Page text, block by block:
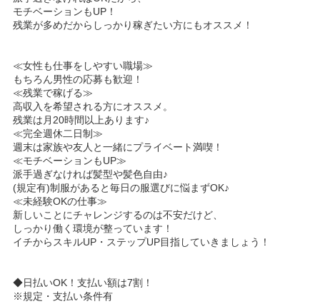
モチベーションもUP！
残業が多めだからしっかり稼ぎたい方にもオススメ！
≪女性も仕事をしやすい職場≫
もちろん男性の応募も歓迎！
≪残業で稼げる≫
高収入を希望される方にオススメ。
残業は月20時間以上あります♪
≪完全週休二日制≫
週末は家族や友人と一緒にプライベート満喫！
≪モチベーションもUP≫
派手過ぎなければ髪型や髪色自由♪
(規定有)制服があると毎日の服選びに悩まずOK♪
≪未経験OKの仕事≫
新しいことにチャレンジするのは不安だけど、
しっかり働く環境が整っています！
イチからスキルUP・ステップUP目指していきましょう！
◆日払いOK！支払い額は7割！
※規定・支払い条件有